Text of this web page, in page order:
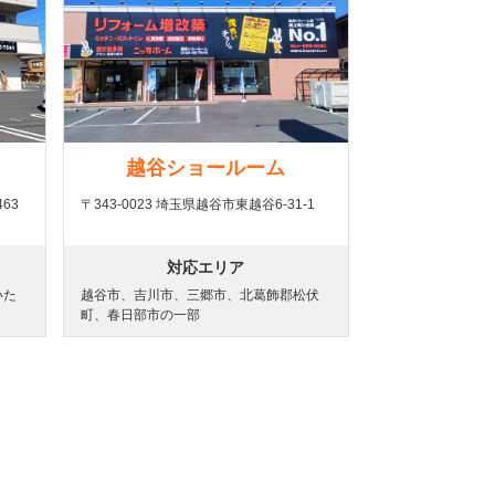
越谷ショールーム
〒343-0023 埼玉県越谷市東越谷6-31-1
対応エリア
越谷市、吉川市、三郷市、北葛飾郡松伏
町、春日部市の一部